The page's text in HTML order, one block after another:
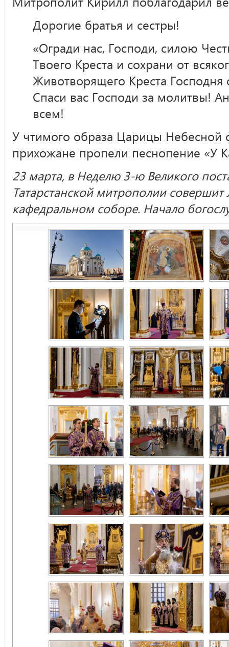
Дорогие братья и сестры!
«Огради нас, Господи, силою
Твоего Креста и сохрани от
Животворящего Креста Господня
Спаси вас Господи за молитвы!
всем!
У чтимого образа Царицы Небесной
прихожане пропели песнопение «У
23 марта, в Неделю 3-ю Великого
Татарстанской митрополии
кафедральном соборе. Начало